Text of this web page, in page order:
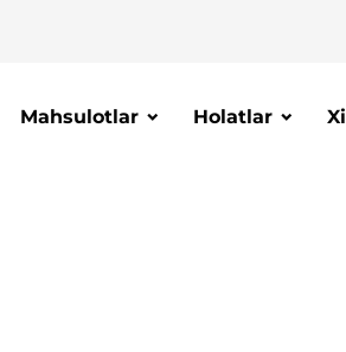
Mahsulotlar Holatlar